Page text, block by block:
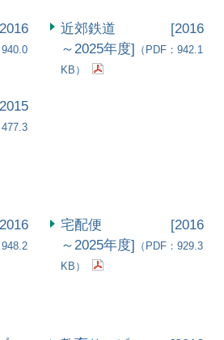
940.0
近郊鉄道 [2016
～2025年度] （PDF：942.1
KB）
477.3
948.2
宅配便 [2016
～2025年度]
（PDF：929.3
KB）